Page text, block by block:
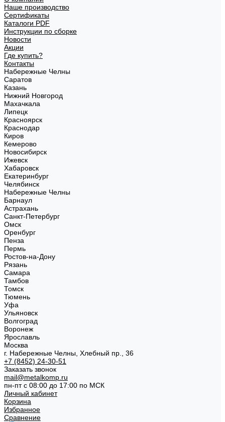
Наше производство
Сертификаты
Каталоги PDF
Инструкции по сборке
Новости
Акции
Где купить?
Контакты
Набережные Челны
Саратов
Казань
Нижний Новгород
Махачкала
Липецк
Красноярск
Краснодар
Киров
Кемерово
Новосибирск
Ижевск
Хабаровск
Екатеринбург
Челябинск
Набережные Челны
Барнаул
Астрахань
Санкт-Петербург
Омск
Оренбург
Пенза
Пермь
Ростов-на-Дону
Рязань
Самара
Тамбов
Томск
Тюмень
Уфа
Ульяновск
Волгоград
Воронеж
Ярославль
Москва
г. Набережные Челны, Хлебный пр., 36
+7 (8452) 24-30-51
Заказать звонок
mail@metalkomp.ru
пн-пт с 08:00 до 17:00 по МСК
Личный кабинет
Корзина
Избранное
Сравнение